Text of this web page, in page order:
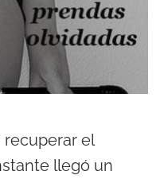
recuperar el
llegó un